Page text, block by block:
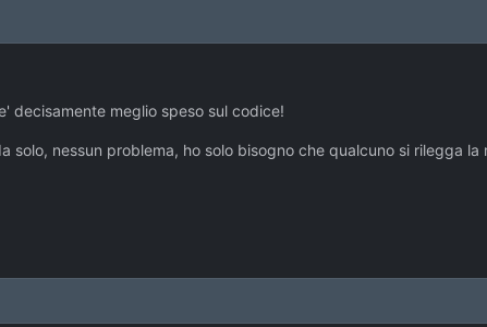
decisamente meglio speso sul codice!
solo, nessun problema, ho solo bisogno che qualcuno si rilegga